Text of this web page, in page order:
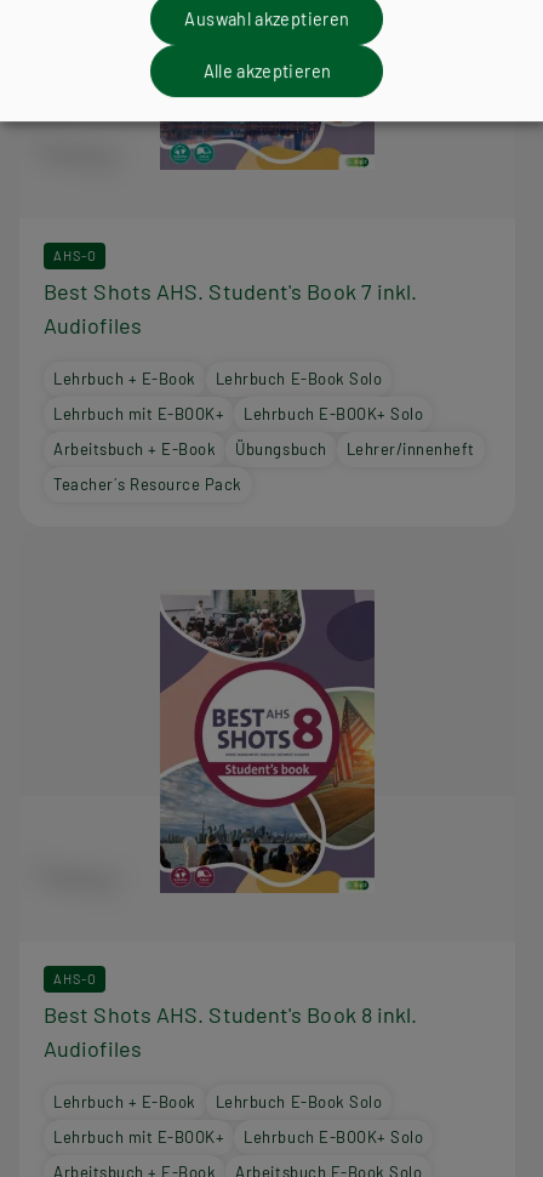
AHS-O
Best Shots AHS. Student's Book 7 inkl.
Audiofiles
Lehrbuch + E-Book
Lehrbuch E-Book Solo
Lehrbuch mit E-BOOK+
Lehrbuch E-BOOK+ Solo
Arbeitsbuch + E-Book
Übungsbuch
Lehrer/innenheft
Teacher´s Resource Pack
AHS-O
Best Shots AHS. Student's Book 8 inkl.
Audiofiles
Lehrbuch + E-Book
Lehrbuch E-Book Solo
Lehrbuch mit E-BOOK+
Lehrbuch E-BOOK+ Solo
Arbeitsbuch + E-Book
Arbeitsbuch E-Book Solo
Auswahl akzeptieren
Alle akzeptieren